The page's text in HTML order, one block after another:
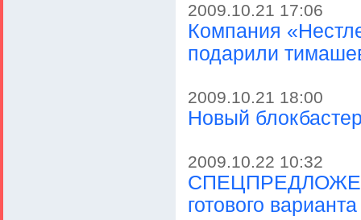
2009.10.21 17:06
Компания
подарили
2009.10.21 18:00
Новый
2009.10.22 10:32
готового